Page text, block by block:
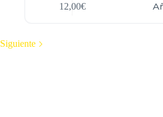
12,00€
Siguiente